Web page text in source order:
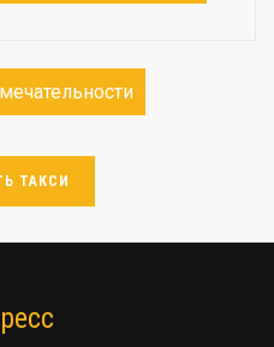
ТАКСИ